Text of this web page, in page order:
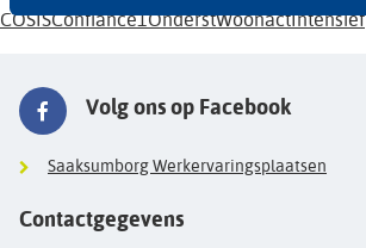
COSISConfiance1OnderstWoonactIntensief
Volg ons op Facebook
Saaksumborg Werkervaringsplaatsen
Contactgegevens